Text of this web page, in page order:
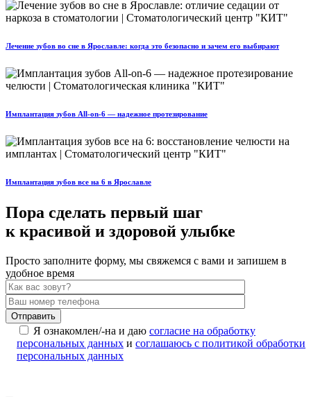
Лечение зубов во сне в Ярославле: когда это безопасно и зачем его выбирают
Имплантация зубов All-on-6 — надежное протезирование
Имплантация зубов все на 6 в Ярославле
Пора сделать первый шаг
к красивой и здоровой улыбке
Просто заполните форму, мы свяжемся с вами и запишем в
удобное время
Я ознакомлен/-на и даю согласие на обработку
персональных данных и соглашаюсь с политикой обработки
персональных данных